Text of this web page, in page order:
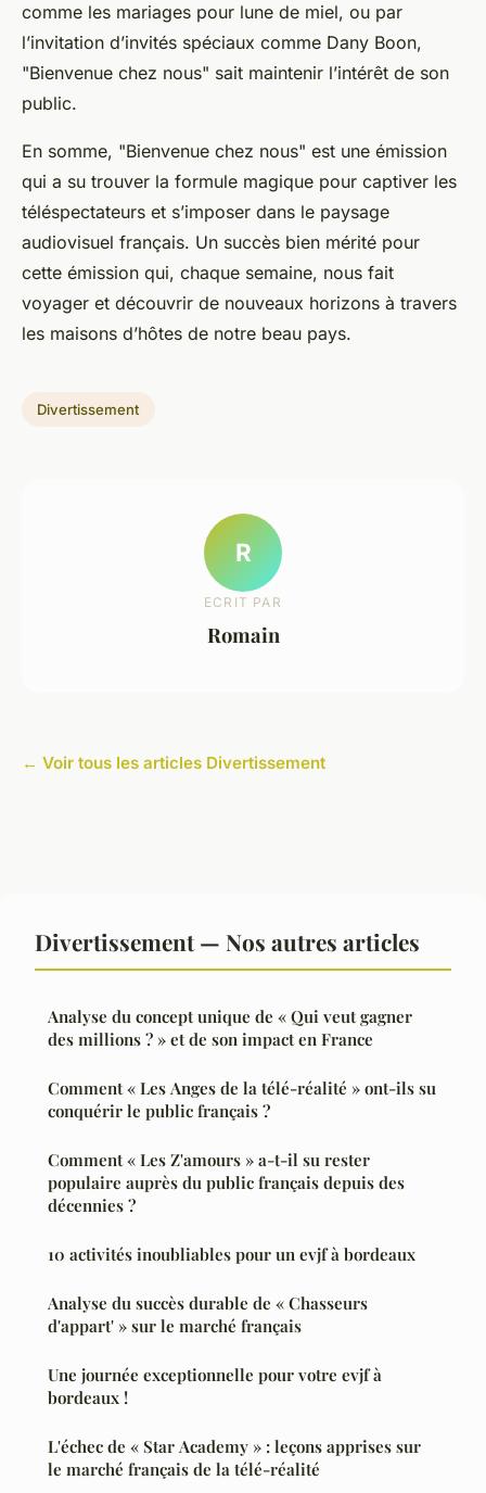
comme les mariages pour lune de miel, ou par
l’invitation d’invités spéciaux comme Dany Boon,
"Bienvenue chez nous" sait maintenir l’intérêt de son
public.
En somme, "Bienvenue chez nous" est une émission
qui a su trouver la formule magique pour captiver les
téléspectateurs et s’imposer dans le paysage
audiovisuel français. Un succès bien mérité pour
cette émission qui, chaque semaine, nous fait
voyager et découvrir de nouveaux horizons à travers
les maisons d’hôtes de notre beau pays.
Divertissement
R
ECRIT PAR
Romain
← Voir tous les articles Divertissement
Divertissement — Nos autres articles
Analyse du concept unique de « Qui veut gagner
des millions ? » et de son impact en France
Comment « Les Anges de la télé-réalité » ont-ils su
conquérir le public français ?
Comment « Les Z'amours » a-t-il su rester
populaire auprès du public français depuis des
décennies ?
10 activités inoubliables pour un evjf à bordeaux
Analyse du succès durable de « Chasseurs
d'appart' » sur le marché français
Une journée exceptionnelle pour votre evjf à
bordeaux !
L'échec de « Star Academy » : leçons apprises sur
le marché français de la télé-réalité